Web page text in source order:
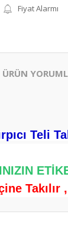
Fiyat Alarmı
ÜRÜN
Teli
Takılır